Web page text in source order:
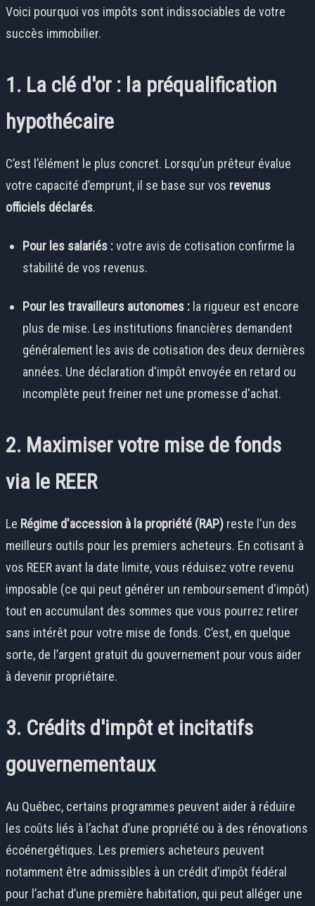
Voici pourquoi vos impôts sont indissociables de votre
succès immobilier.
1. La clé d'or : la préqualification
hypothécaire
C’est l’élément le plus concret. Lorsqu’un prêteur évalue
votre capacité d’emprunt, il se base sur vos revenus
officiels déclarés.
Pour les salariés :votre avis de cotisation confirme la
stabilité de vos revenus.
Pour les travailleurs autonomes : la rigueur est encore
plus de mise. Les institutions financières demandent
généralement les avis de cotisation des deux dernières
années. Une déclaration d'impôt envoyée en retard ou
incomplète peut freiner net une promesse d'achat.
2. Maximiser votre mise de fonds
via le REER
Le Régime d'accession à la propriété (RAP) reste l'un des
meilleurs outils pour les premiers acheteurs. En cotisant à
vos REER avant la date limite, vous réduisez votre revenu
imposable (ce qui peut générer un remboursement d'impôt)
tout en accumulant des sommes que vous pourrez retirer
sans intérêt pour votre mise de fonds. C’est, en quelque
sorte, de l’argent gratuit du gouvernement pour vous aider
à devenir propriétaire.
3. Crédits d'impôt et incitatifs
gouvernementaux
Au Québec, certains programmes peuvent aider à réduire
les coûts liés à l’achat d’une propriété ou à des rénovations
écoénergétiques. Les premiers acheteurs peuvent
notamment être admissibles à un crédit d’impôt fédéral
pour l’achat d’une première habitation, qui peut alléger une